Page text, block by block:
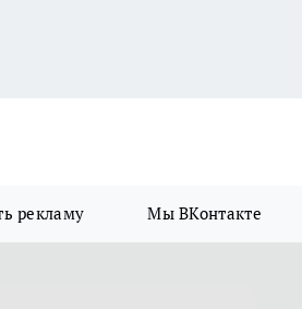
рекламу Мы ВКонтакте